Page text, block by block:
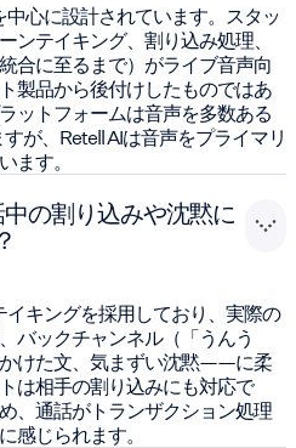
中心に設計されています。スタッ
ンテイキング、割り込み処理、
合に至るまで）がライブ音声向
製品から後付けしたものではあ
ットフォームは音声を多数ある
が、Retell AIは音声をプライマリ
ます。
の割り込みや沈黙に
イキングを採用しており、実際の
ックチャンネル（「うんう
けた文、気まずい沈黙——に柔
は相手の割り込みにも対応で
、通話がトランザクション処理
感じられます。